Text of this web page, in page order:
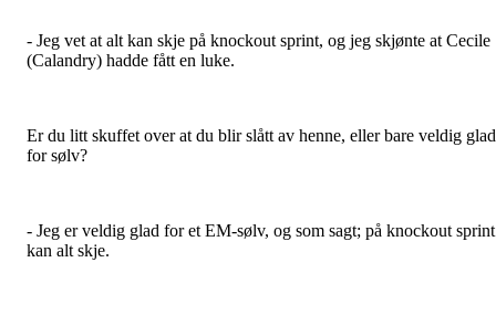
- Jeg vet at alt kan skje på knockout sprint, og jeg skjønte at Cecile
(Calandry) hadde fått en luke.
Er du litt skuffet over at du blir slått av henne, eller bare veldig glad
for sølv?
- Jeg er veldig glad for et EM-sølv, og som sagt; på knockout sprint
kan alt skje.